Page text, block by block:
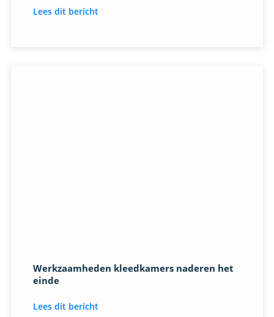
Lees dit bericht
Werkzaamheden kleedkamers naderen het
einde
Lees dit bericht